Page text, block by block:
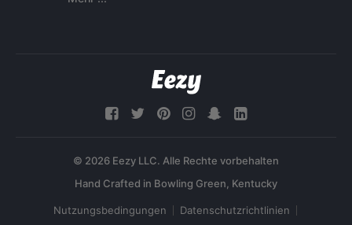
© 2026 Eezy LLC. Alle Rechte vorbehalten
Nutzungsbedingungen Datenschutzrichtlinien